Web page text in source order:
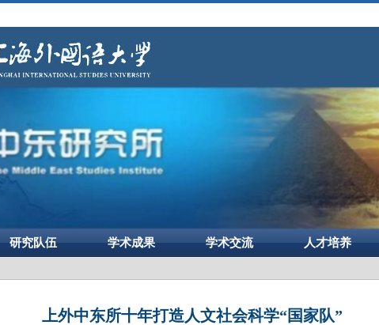
研究队伍 学术成果 学术交流 人才培养
上外中东所十年打造人文社会科学“国家队”